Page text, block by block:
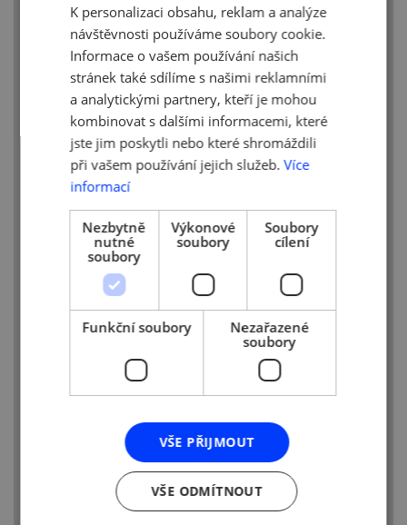
a živnostníků ČR.
Nové je ke stažení v PDF
http://www.amsp.cz/trade-news
ENGLISH
K personalizaci obsahu, reklam a analýze
návštěvnosti používáme soubory cookie.
Informace o vašem používání našich
stránek také sdílíme s našimi reklamními
a analytickými partnery, kteří je mohou
kombinovat s dalšími informacemi, které
jste jim poskytli nebo které shromáždili
při vašem používání jejich služeb. Více
informací
Nezbytně
nutné
soubory
Výkonové
soubory
Soubory
cílení
Funkční soubory
Nezařazené
soubory
VŠE PŘIJMOUT
VŠE ODMÍTNOUT